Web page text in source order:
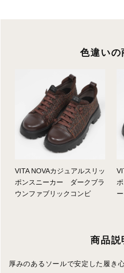
色違いの
VITA NOVAカジュアルスリッ
ポンスニーカー ダークブラ
ウンファブリックコンビ
商品説
厚みのあるソールで安定した履き